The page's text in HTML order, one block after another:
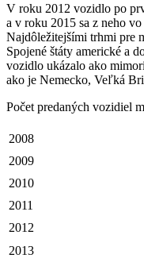
V roku 2012 vozidlo po
a v roku 2015 sa z neho
Najdôležitejšími trhmi pre
Spojené štáty americké a
vozidlo ukázalo ako
ako je Nemecko, Veľká
Počet predaných vozidiel
2008
2009
2010
2011
2012
2013